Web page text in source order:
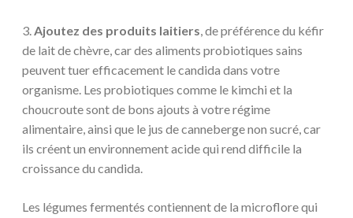
3.Ajoutez des produits laitiers, de préférence du kéfir
de lait de chèvre, car des aliments probiotiques sains
peuvent tuer efficacement le candida dans votre
organisme. Les probiotiques comme le kimchi et la
choucroute sont de bons ajouts à votre régime
alimentaire, ainsi que le jus de canneberge non sucré, car
ils créent un environnement acide qui rend difficile la
croissance du candida.
Les légumes fermentés contiennent de la microflore qui